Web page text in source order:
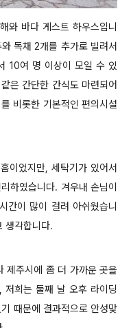
와 바다 게스트 하우스입니
독채 2개를 추가로 빌려서
10여 명 이상이 모일 수 있
은 간단한 간식도 마련되어
비롯한 기본적인 편의시설
이었지만, 세탁기가 있어서
하였습니다. 겨우내 손님이
간이 많이 걸려 아쉬웠습니
생각합니다.
제주시에 좀 더 가까운 곳을
저희는 둘째 날 오후 라이딩
때문에 결과적으로 안성맞